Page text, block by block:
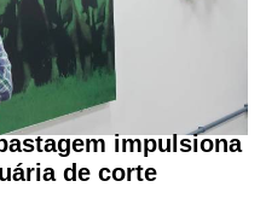
impulsiona
de corte